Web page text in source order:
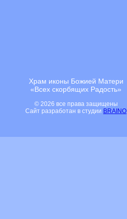
Храм иконы Божией Матери
«Всех скорбящих Радость»
© 2026 все права защищены
Сайт разработан в студии BRAINO